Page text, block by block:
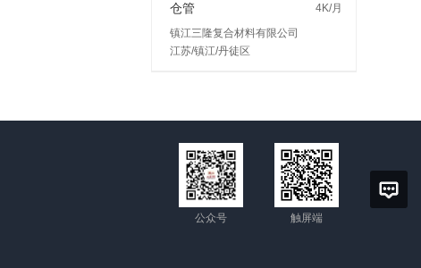
仓管
4K/月
镇江三隆复合材料有限公司
江苏/镇江/丹徒区
公众号 触屏端